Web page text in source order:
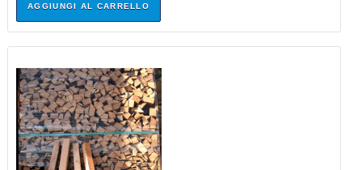
AGGIUNGI AL CARRELLO